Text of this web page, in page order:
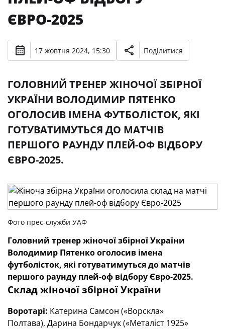
ЄВРО-2025
17 жовтня 2024, 15:30 Поділитися
ГОЛОВНИЙ ТРЕНЕР ЖІНОЧОЇ ЗБІРНОЇ
УКРАЇНИ ВОЛОДИМИР ПЯТЕНКО
ОГОЛОСИВ ІМЕНА ФУТБОЛІСТОК, ЯКІ
ГОТУВАТИМУТЬСЯ ДО МАТЧІВ
ПЕРШОГО РАУНДУ ПЛЕЙ-ОФ ВІДБОРУ
ЄВРО-2025.
Фото прес-служби УАФ
Головний тренер жіночої збірної України
Володимир Пятенко оголосив імена
футболісток, які готуватимуться до матчів
першого раунду плей-оф відбору Євро-2025.
Склад жіночої збірної України
Воротарі: Катерина Самсон («Ворскла»
Полтава), Дарина Бондарчук («Металіст 1925»